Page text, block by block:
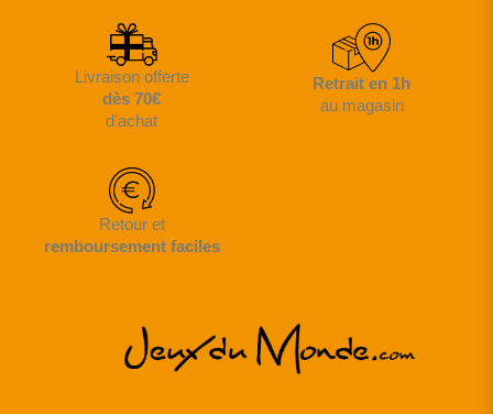
Livraison offerte
dès 70€
d'achat
Retrait en 1h
au magasin
Retour et
remboursement faciles